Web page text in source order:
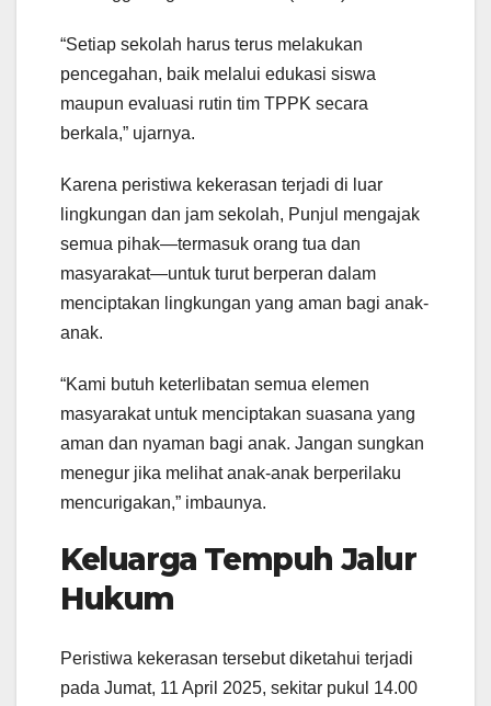
“Setiap sekolah harus terus melakukan
pencegahan, baik melalui edukasi siswa
maupun evaluasi rutin tim TPPK secara
berkala,” ujarnya.
Karena peristiwa kekerasan terjadi di luar
lingkungan dan jam sekolah, Punjul mengajak
semua pihak—termasuk orang tua dan
masyarakat—untuk turut berperan dalam
menciptakan lingkungan yang aman bagi anak-
anak.
“Kami butuh keterlibatan semua elemen
masyarakat untuk menciptakan suasana yang
aman dan nyaman bagi anak. Jangan sungkan
menegur jika melihat anak-anak berperilaku
mencurigakan,” imbaunya.
Keluarga Tempuh Jalur
Hukum
Peristiwa kekerasan tersebut diketahui terjadi
pada Jumat, 11 April 2025, sekitar pukul 14.00